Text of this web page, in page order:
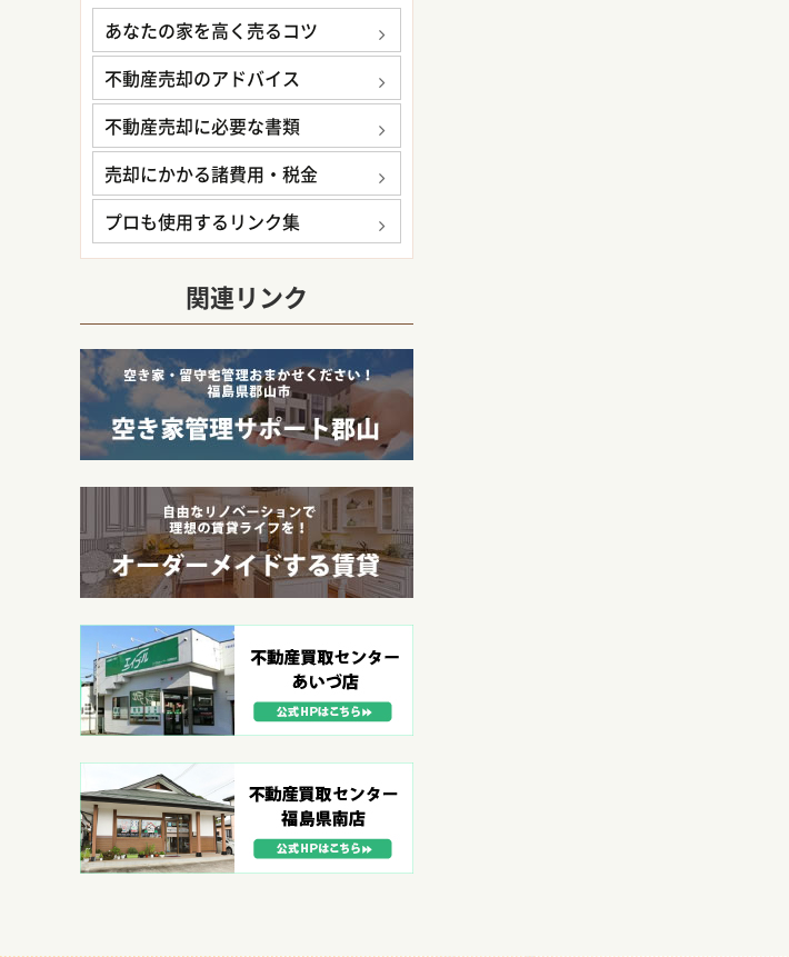
あなたの家を高く売るコツ
不動産売却のアドバイス
不動産売却に必要な書類
売却にかかる諸費用・税金
プロも使用するリンク集
関連リンク